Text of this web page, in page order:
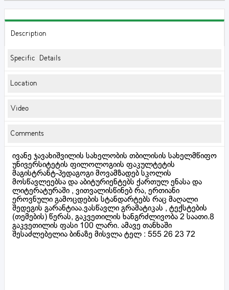
Description
Specific Details
Location
Video
Comments
ივანე ჯავახიშვილის სახელობის თბილისის სახელმწიფო
უნივერსიტეტის ფილოლოგიის ფაკულტეტის
მაგისტრანტ-პედაგოგი მოვამზადებ სკოლის
მოსწავლეებსა და აბიტურიენტებს ქართულ ენასა და
ლიტერატურაში , ვითვალისწინებ რა, ერთიანი
ეროვნული გამოცდების სტანდარტებს რაც მაღალი
შედეგის გარანტიაა.ვასწავლი გრამატიკას , ტექსტების
(თემების) წერას, გაკვეთილის ხანგრძლივობა 2 საათი.8
გაკვეთილის ფასი 100 ლარი. ამავე თანხაში
შესაძლებელია ბინაზე მისვლა ტელ : 555 26 23 72